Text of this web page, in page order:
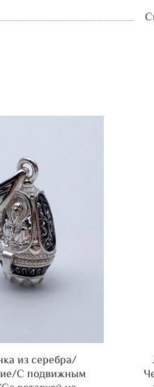
из серебра/
С подвижным